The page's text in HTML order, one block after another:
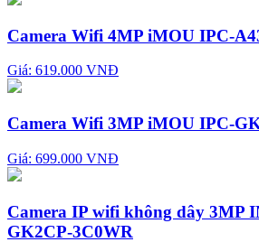
Camera Wifi 4MP iMOU IPC-
Giá: 619.000 VNĐ
Camera Wifi 3MP iMOU IPC-
Giá: 699.000 VNĐ
Camera IP wifi không dây 3MP
GK2CP-3C0WR